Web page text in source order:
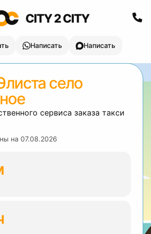
Написать Написать
село
сервиса заказа такси
на 07.08.2026